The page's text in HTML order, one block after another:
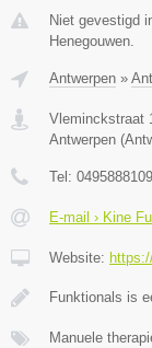
Niet gevestigd
Henegouwen.
Antwerpen »
Vleminckstraat
Antwerpen (
Tel: 0495888109
E-mail › Kine
Website:
Funktionals is
Manuele